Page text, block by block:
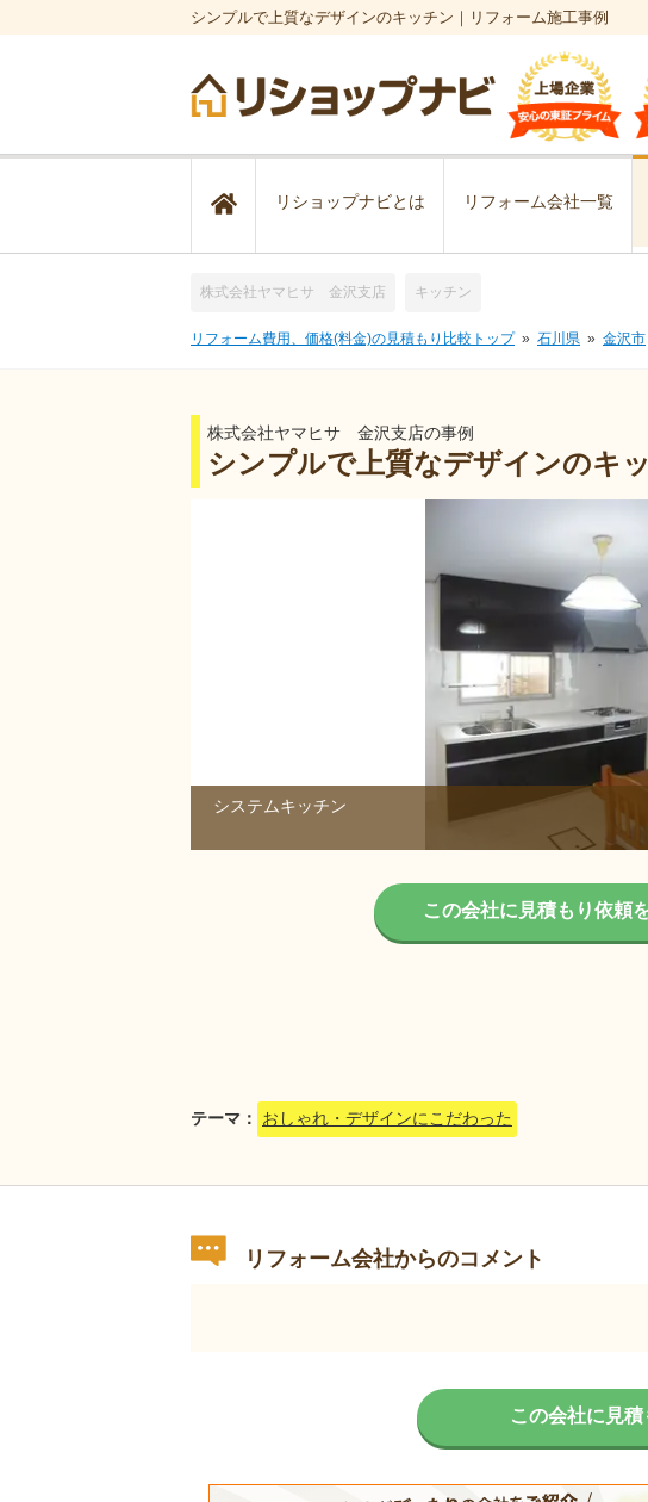
シンプルで上質なデザインのキッチン｜リフォーム施工事例
リショップナビとは リフォーム会社一覧
株式会社ヤマヒサ 金沢支店 キッチン
リフォーム費用、価格(料金)の見積もり比較トップ 石川県 金沢市
株式会社ヤマヒサ 金沢支店の事例
シンプルで上質なデザインのキ
システムキッチン
この会社に見積もり依頼
テーマ： おしゃれ・デザインにこだわった
リフォーム会社からのコメント
この会社に見